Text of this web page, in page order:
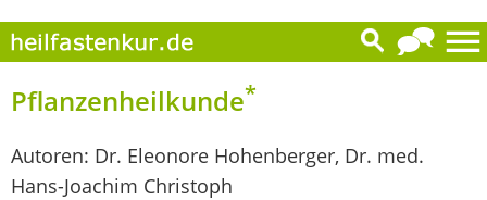
Pflanzenheilkunde*
Autoren: Dr. Eleonore Hohenberger, Dr. med.
Hans-Joachim Christoph